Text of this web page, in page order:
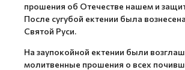
прошения об Отечестве нашем и
После сугубой ектении была
Святой Руси.
На заупокойной ектении были
молитвенные прошения о всех